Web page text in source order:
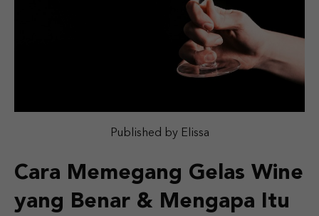
Published by Elissa
Cara Memegang Gelas Wine
yang Benar & Mengapa Itu